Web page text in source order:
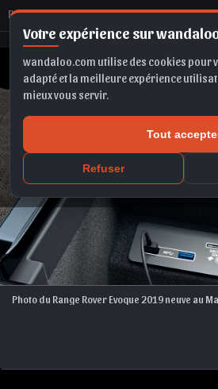
Votre expérience sur
wandaloo.com utilise des cookies pour
adapté et la meilleure expérience
mieux vous servir.
Tout
Refuser
Range Rover Evoque 2019
Photo du Range Rover Evoque 2019 neuve au